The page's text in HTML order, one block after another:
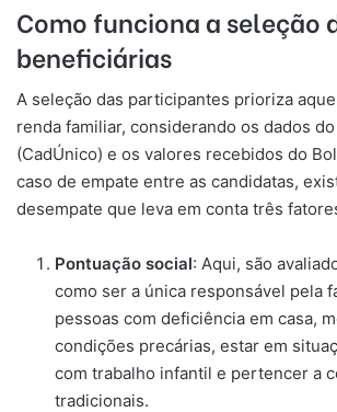
Como funciona a seleção
beneficiárias
A seleção das participantes prioriza
renda familiar, considerando os dados
(CadÚnico) e os valores recebidos do
caso de empate entre as candidatas,
desempate que leva em conta três
Pontuação social: Aqui, são
como ser a única responsável pela
pessoas com deficiência em casa,
condições precárias, estar em
com trabalho infantil e pertencer a
tradicionais.